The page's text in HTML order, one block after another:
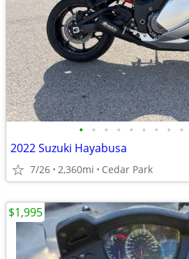
• • • • • • • • •
2022 Suzuki Hayabusa
7/26 2,360mi Cedar Park
$1,995